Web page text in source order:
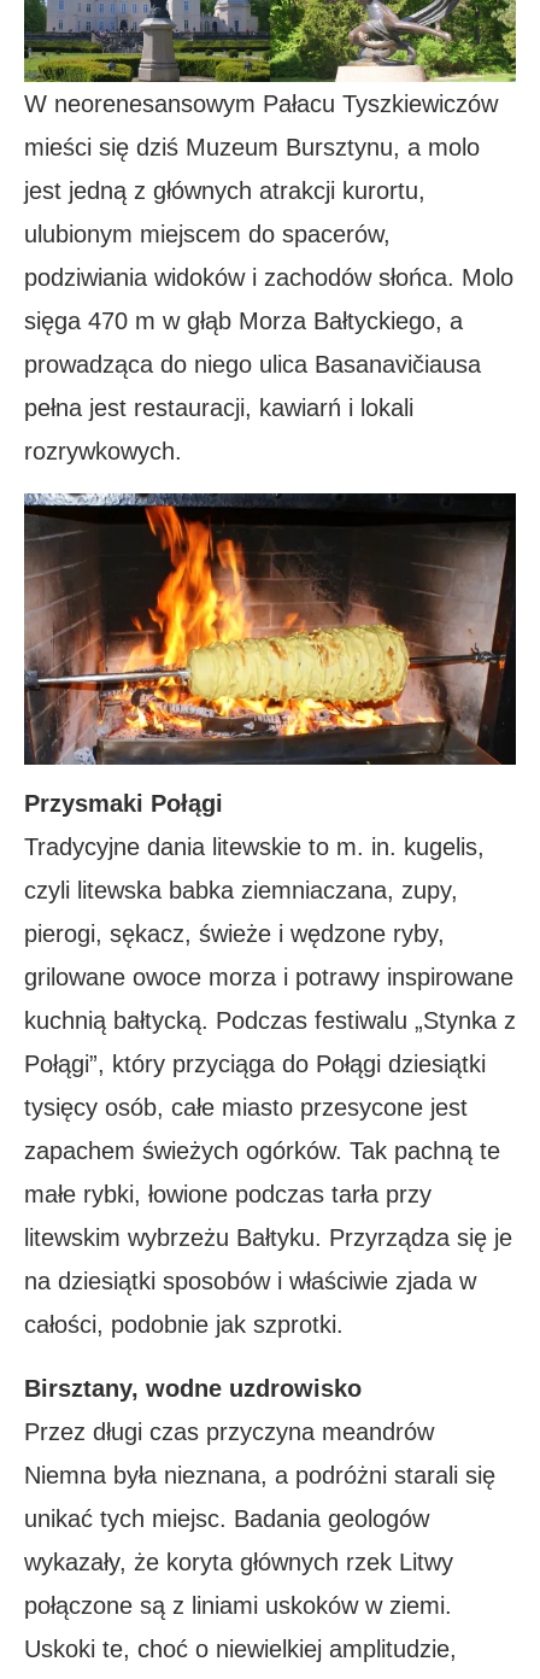
W neorenesansowym Pałacu Tyszkiewiczów
mieści się dziś Muzeum Bursztynu, a molo
jest jedną z głównych atrakcji kurortu,
ulubionym miejscem do spacerów,
podziwiania widoków i zachodów słońca. Molo
sięga 470 m w głąb Morza Bałtyckiego, a
prowadząca do niego ulica Basanavičiausa
pełna jest restauracji, kawiarń i lokali
rozrywkowych.
Przysmaki Połągi
Tradycyjne dania litewskie to m. in. kugelis,
czyli litewska babka ziemniaczana, zupy,
pierogi, sękacz, świeże i wędzone ryby,
grilowane owoce morza i potrawy inspirowane
kuchnią bałtycką. Podczas festiwalu „Stynka z
Połągi”, który przyciąga do Połągi dziesiątki
tysięcy osób, całe miasto przesycone jest
zapachem świeżych ogórków. Tak pachną te
małe rybki, łowione podczas tarła przy
litewskim wybrzeżu Bałtyku. Przyrządza się je
na dziesiątki sposobów i właściwie zjada w
całości, podobnie jak szprotki.
Birsztany, wodne uzdrowisko
Przez długi czas przyczyna meandrów
Niemna była nieznana, a podróżni starali się
unikać tych miejsc. Badania geologów
wykazały, że koryta głównych rzek Litwy
połączone są z liniami uskoków w ziemi.
Uskoki te, choć o niewielkiej amplitudzie,